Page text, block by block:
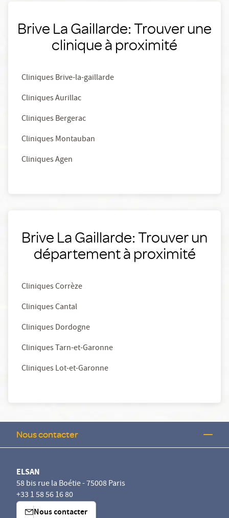
Brive La Gaillarde: Trouver une
clinique à proximité
Cliniques Brive-la-gaillarde
Cliniques Aurillac
Cliniques Bergerac
Cliniques Montauban
Cliniques Agen
Brive La Gaillarde: Trouver un
département à proximité
Cliniques Corrèze
Cliniques Cantal
Cliniques Dordogne
Cliniques Tarn-et-Garonne
Cliniques Lot-et-Garonne
Nous contacter
ELSAN
58 bis rue la Boétie - 75008 Paris
+33 1 58 56 16 80
Nous contacter